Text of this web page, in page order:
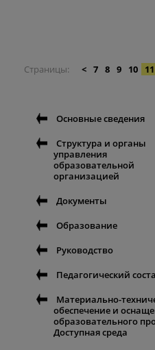
Страницы < 7 8 9 10 11
Основные сведения
Структура и органы
управления
образовательной
организацией
Документы
Образование
Руководство
Педагогический
Материально-
обеспечение и
образовательного
Доступная среда